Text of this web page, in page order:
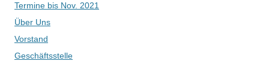
Termine bis Nov. 2021
Über Uns
Vorstand
Geschäftsstelle